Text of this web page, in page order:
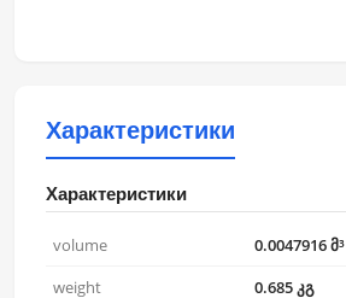
Характеристики
Характеристики
volume
0.0047916 მ³
weight
0.685 კგ